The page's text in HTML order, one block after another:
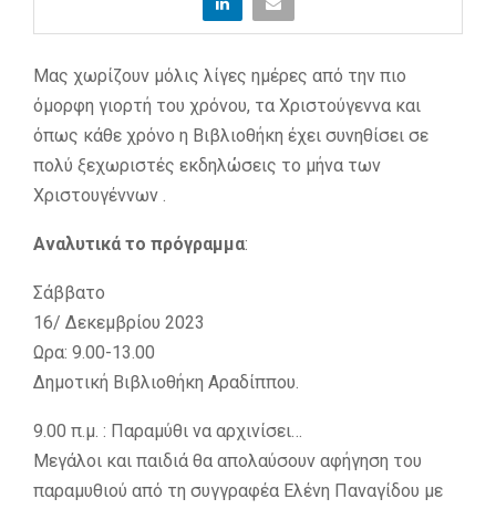
Μας χωρίζουν μόλις λίγες ημέρες από την πιο
όμορφη γιορτή του χρόνου, τα Χριστούγεννα και
όπως κάθε χρόνο η Βιβλιοθήκη έχει συνηθίσει σε
πολύ ξεχωριστές εκδηλώσεις το μήνα των
Χριστουγέννων .
Αναλυτικά το πρόγραμμα:
Σάββατο
16/ Δεκεμβρίου 2023
Ωρα: 9.00-13.00
Δημοτική Βιβλιοθήκη Αραδίππου.
9.00 π.μ. : Παραμύθι να αρχινίσει…
Μεγάλοι και παιδιά θα απολαύσουν αφήγηση του
παραμυθιού από τη συγγραφέα Ελένη Παναγίδου με